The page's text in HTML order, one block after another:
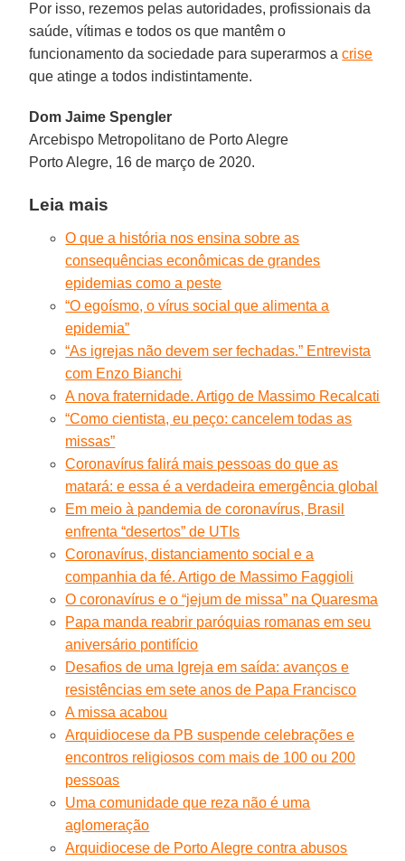
Por isso, rezemos pelas autoridades, profissionais da
saúde, vítimas e todos os que mantêm o
funcionamento da sociedade para superarmos acrise
que atinge a todos indistintamente.
Dom Jaime Spengler
Arcebispo Metropolitano de Porto Alegre
Porto Alegre, 16 de março de 2020.
Leia mais
O que a história nos ensina sobre as
consequências econômicas de grandes
epidemias como a peste
“O egoísmo, o vírus social que alimenta a
epidemia”
“As igrejas não devem ser fechadas.” Entrevista
com Enzo Bianchi
A nova fraternidade. Artigo de Massimo Recalcati
“Como cientista, eu peço: cancelem todas as
missas”
Coronavírus falirá mais pessoas do que as
matará: e essa é a verdadeira emergência global
Em meio à pandemia de coronavírus, Brasil
enfrenta “desertos” de UTIs
Coronavírus, distanciamento social e a
companhia da fé. Artigo de Massimo Faggioli
O coronavírus e o “jejum de missa” na Quaresma
Papa manda reabrir paróquias romanas em seu
aniversário pontifício
Desafios de uma Igreja em saída: avanços e
resistências em sete anos de Papa Francisco
A missa acabou
Arquidiocese da PB suspende celebrações e
encontros religiosos com mais de 100 ou 200
pessoas
Uma comunidade que reza não é uma
aglomeração
Arquidiocese de Porto Alegre contra abusos